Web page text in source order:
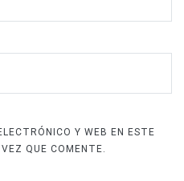
Y WEB EN ESTE
QUE COMENTE.